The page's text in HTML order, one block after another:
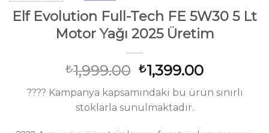
Elf Evolution Full-Tech FE 5W30 5 Lt
Motor Yağı 2025 Üretim
₺1,999.00 Orijinal
fiyat:
₺1,999.00.
₺1,399.00Şu
andaki
fiyat:
???? Kampanya kapsamındaki bu ürün sınırlı
stoklarla sunulmaktadır.